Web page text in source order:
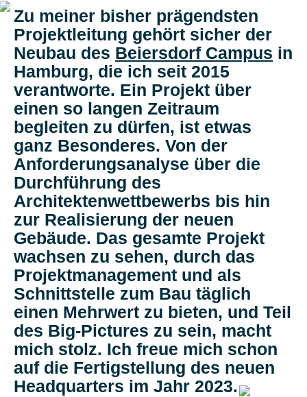
Zu meiner bisher prägendsten
Projektleitung gehört sicher der
Neubau des Beiersdorf Campus in
Hamburg, die ich seit 2015
verantworte. Ein Projekt über
einen so langen Zeitraum
begleiten zu dürfen, ist etwas
ganz Besonderes. Von der
Anforderungsanalyse über die
Durchführung des
Architektenwettbewerbs bis hin
zur Realisierung der neuen
Gebäude. Das gesamte Projekt
wachsen zu sehen, durch das
Projektmanagement und als
Schnittstelle zum Bau täglich
einen Mehrwert zu bieten, und Teil
des Big-Pictures zu sein, macht
mich stolz. Ich freue mich schon
auf die Fertigstellung des neuen
Headquarters im Jahr 2023.